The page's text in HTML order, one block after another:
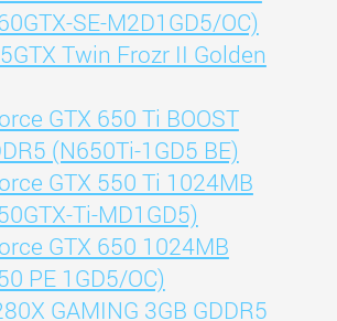
SE-M2D1GD5/OC)
Twin Frozr II Golden
GTX 650 Ti BOOST
(N650Ti-1GD5 BE)
GTX 550 Ti 1024MB
Ti-MD1GD5)
GTX 650 1024MB
PE 1GD5/OC)
GAMING 3GB GDDR5